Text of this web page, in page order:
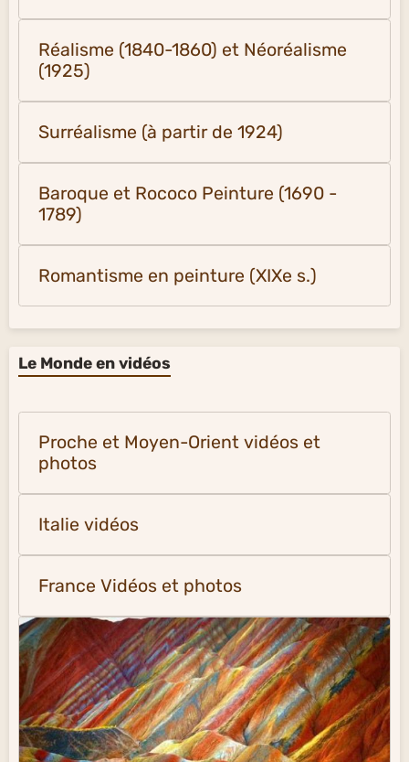
Réalisme (1840-1860) et Néoréalisme
(1925)
Surréalisme (à partir de 1924)
Baroque et Rococo Peinture (1690 -
1789)
Romantisme en peinture (XIXe s.)
Le Monde en vidéos
Proche et Moyen-Orient vidéos et
photos
Italie vidéos
France Vidéos et photos